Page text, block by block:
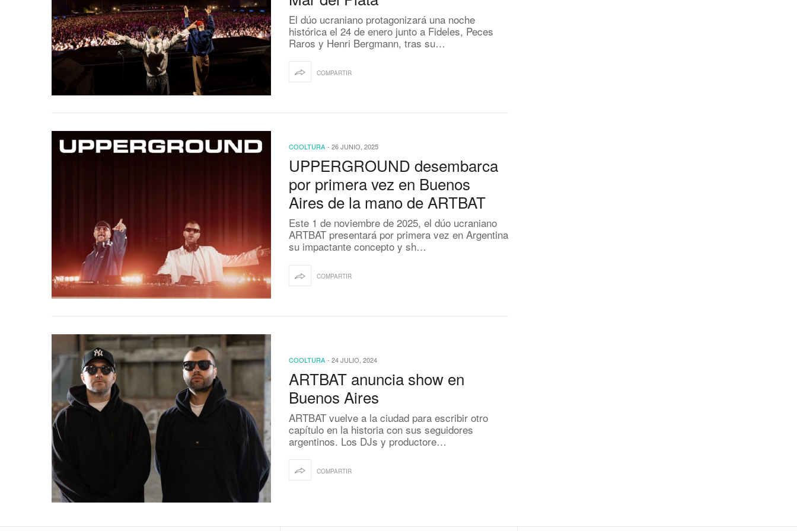
El dúo ucraniano protagonizará una noche
histórica el 24 de enero junto a Fideles, Peces
Raros y Henri Bergmann, tras su…
COMPARTIR
COOLTURA - 26 JUNIO, 2025
UPPERGROUND desembarca
por primera vez en Buenos
Aires de la mano de ARTBAT
Este 1 de noviembre de 2025, el dúo ucraniano
ARTBAT presentará por primera vez en Argentina
su impactante concepto y sh…
COMPARTIR
COOLTURA - 24 JULIO, 2024
ARTBAT anuncia show en
Buenos Aires
ARTBAT vuelve a la ciudad para escribir otro
capítulo en la historia con sus seguidores
argentinos. Los DJs y productore…
COMPARTIR